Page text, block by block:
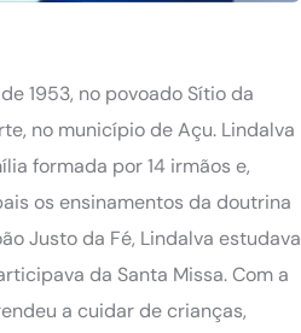
1953, no povoado Sítio da
no município de Açu. Lindalva
formada por 14 irmãos e,
os ensinamentos da doutrina
Justo da Fé, Lindalva estudava
da Santa Missa. Com a
a cuidar de crianças,